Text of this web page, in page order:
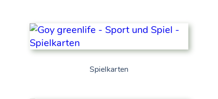
Spielkarten